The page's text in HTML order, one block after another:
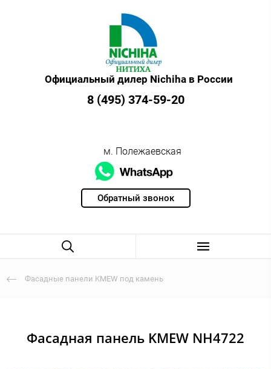
Обратный звонок
Официальный дилер Nichiha в России
8 (495) 374-59-20
м. Полежаевская
Фасадные панели KMEW под камень
Фасадная панель KMEW NH4722